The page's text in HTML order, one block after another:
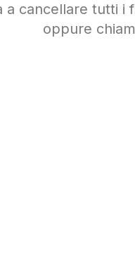
a cancellare tutti i
oppure